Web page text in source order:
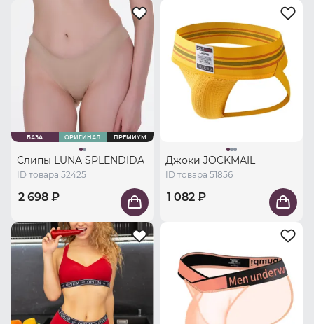
БАЗА ОРИГИНАЛ ПРЕМИУМ
Слипы LUNA SPLENDIDA
ID товара 52425
2 698 ₽
Джоки JOCKMAIL
ID товара 51856
1 082 ₽